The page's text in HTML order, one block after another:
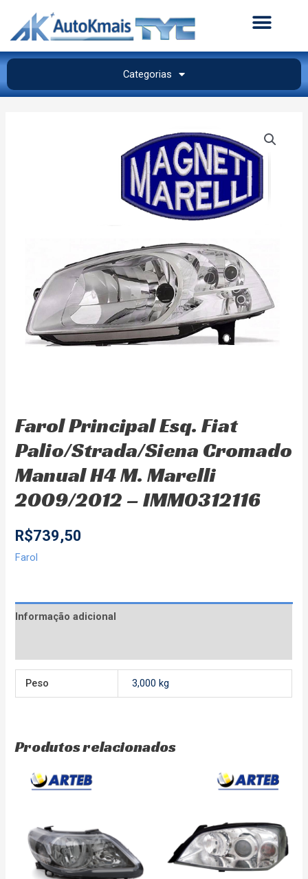
Categorias
Farol Principal Esq. Fiat
Palio/Strada/Siena Cromado
Manual H4 M. Marelli
2009/2012 – IMM0312116
R$739,50
Farol
Informação adicional
Peso 3,000 kg
Produtos relacionados